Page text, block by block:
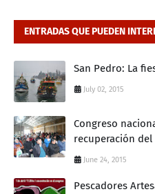
ENTRADAS QUE PUEDEN
San Pedro: La
July 02, 2015
Congreso
recuperación
June 24, 2015
Pescadores